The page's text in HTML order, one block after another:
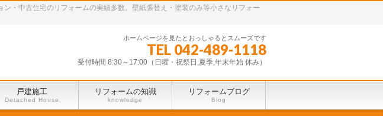
・中古住宅のリフォームの実績多数。壁紙張替え・塗装のみ等小さなリフォー
ホームページを見たとおっしゃるとスムーズです
TEL 042-489-1118
受付時間 8:30～17:00（日曜・祝祭日,夏季,年末年始 休み）
戸建施工
Detached House
リフォームの知識
knowledge
リフォームブログ
Blog